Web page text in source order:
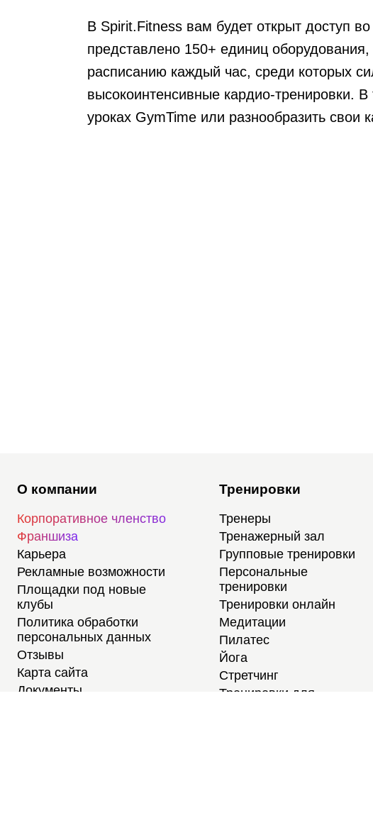
В Spirit.Fitness вам будет открыт доступ
представлено 150+ единиц
расписанию каждый час, среди которых
высокоинтенсивные кардио-тренировки.
уроках GymTime или разнообразить свои
О компании
Корпоративное членство
Франшиза
Карьера
Рекламные возможности
Площадки под новые
клубы
Политика обработки
персональных данных
Отзывы
Карта сайта
Документы
Тренировки
Тренеры
Тренажерный зал
Групповые тренировки
Персональные
тренировки
Тренировки онлайн
Медитации
Пилатес
Йога
Стретчинг
Тренировки для